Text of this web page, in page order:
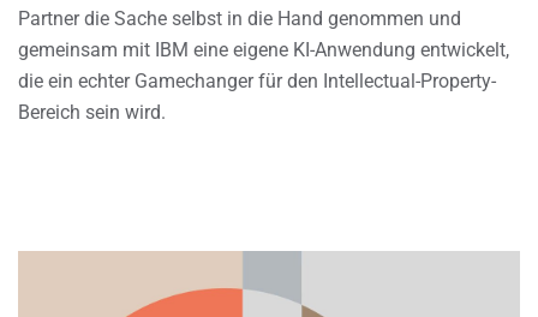
Partner die Sache selbst in die Hand genommen und
gemeinsam mit IBM eine eigene KI-Anwendung entwickelt,
die ein echter Gamechanger für den Intellectual-Property-
Bereich sein wird.